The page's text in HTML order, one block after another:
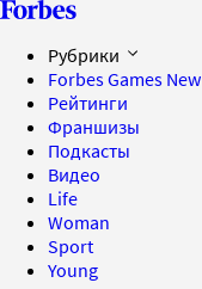
Рубрики
Forbes Games New
Рейтинги
Франшизы
Подкасты
Видео
Life
Woman
Sport
Young